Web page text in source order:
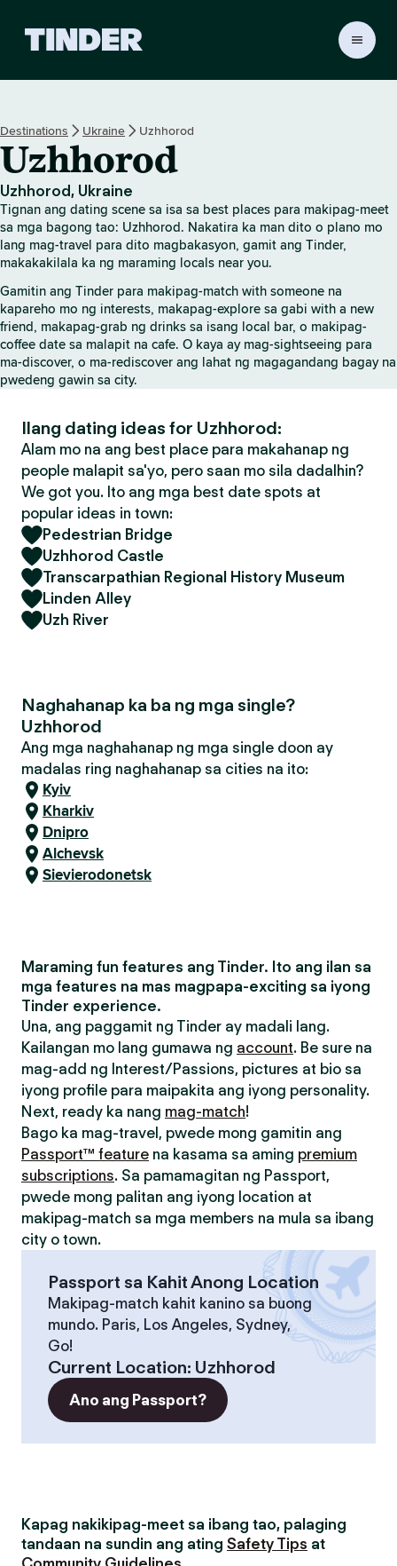
r
H
o
e
Destinations Ukraine Uzhhorod
Uzhhorod
Uzhhorod, Ukraine
Tignan ang dating scene sa isa sa best places para makipag-meet
sa mga bagong tao: Uzhhorod. Nakatira ka man dito o plano mo
lang mag-travel para dito magbakasyon, gamit ang Tinder,
makakakilala ka ng maraming locals near you.
Gamitin ang Tinder para makipag-match with someone na
kapareho mo ng interests, makapag-explore sa gabi with a new
friend, makapag-grab ng drinks sa isang local bar, o makipag-
coffee date sa malapit na cafe. O kaya ay mag-sightseeing para
ma-discover, o ma-rediscover ang lahat ng magagandang bagay na
pwedeng gawin sa city.
Ilang dating ideas for Uzhhorod:
Alam mo na ang best place para makahanap ng
people malapit sa'yo, pero saan mo sila dadalhin?
We got you. Ito ang mga best date spots at
popular ideas in town:
Pedestrian Bridge
Uzhhorod Castle
Transcarpathian Regional History Museum
Linden Alley
Uzh River
Naghahanap ka ba ng mga single?
Uzhhorod
Ang mga naghahanap ng mga single doon ay
madalas ring naghahanap sa cities na ito:
Kyiv
Kharkiv
Dnipro
Alchevsk
Sievierodonetsk
Maraming fun features ang Tinder. Ito ang ilan sa
mga features na mas magpapa-exciting sa iyong
Tinder experience.
Una, ang paggamit ng Tinder ay madali lang.
Kailangan mo lang gumawa ng account. Be sure na
mag-add ng Interest/Passions, pictures at bio sa
iyong profile para maipakita ang iyong personality.
Next, ready ka nang mag-match!
Bago ka mag-travel, pwede mong gamitin ang
Passport™ feature na kasama sa aming premium
subscriptions. Sa pamamagitan ng Passport,
pwede mong palitan ang iyong location at
makipag-match sa mga members na mula sa ibang
city o town.
Passport sa Kahit Anong Location
Makipag-match kahit kanino sa buong
mundo. Paris, Los Angeles, Sydney,
Go!
Current Location: Uzhhorod
Ano ang Passport?
Kapag nakikipag-meet sa ibang tao, palaging
tandaan na sundin ang ating Safety Tips at